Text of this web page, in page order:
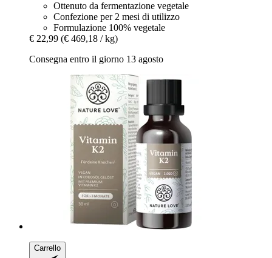
Ottenuto da fermentazione vegetale
Confezione per 2 mesi di utilizzo
Formulazione 100% vegetale
€ 22,99 (€ 469,18 / kg)
Consegna entro il giorno 13 agosto
Carrello